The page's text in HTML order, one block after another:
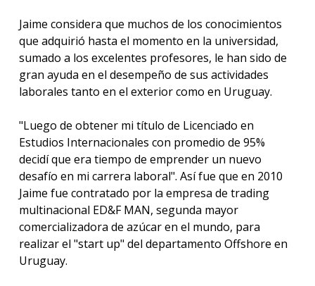
Jaime considera que muchos de los conocimientos
que adquirió hasta el momento en la universidad,
sumado a los excelentes profesores, le han sido de
gran ayuda en el desempeño de sus actividades
laborales tanto en el exterior como en Uruguay.
"Luego de obtener mi título de Licenciado en
Estudios Internacionales con promedio de 95%
decidí que era tiempo de emprender un nuevo
desafío en mi carrera laboral". Así fue que en 2010
Jaime fue contratado por la empresa de trading
multinacional ED&F MAN, segunda mayor
comercializadora de azúcar en el mundo, para
realizar el "start up" del departamento Offshore en
Uruguay.